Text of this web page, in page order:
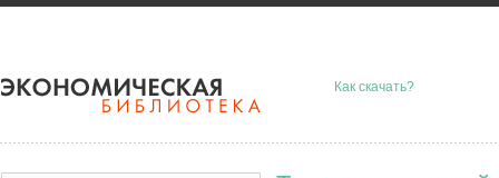
Как скачать?